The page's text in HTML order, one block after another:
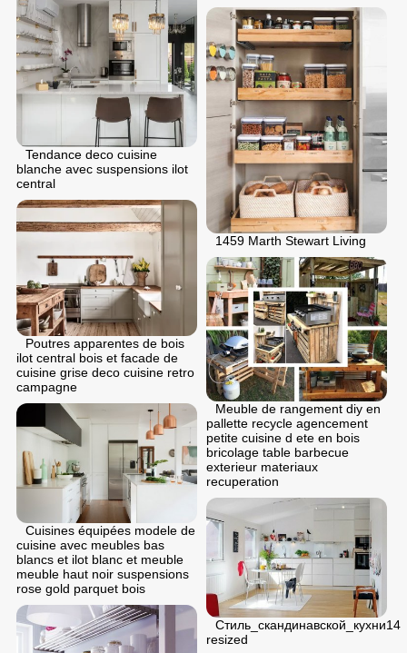
Tendance deco cuisine
blanche avec suspensions ilot
central
1459 Marth Stewart Living
Poutres apparentes de bois
ilot central bois et facade de
cuisine grise deco cuisine retro
campagne
Meuble de rangement diy en
pallette recycle agencement
petite cuisine d ete en bois
bricolage table barbecue
exterieur materiaux
recuperation
Cuisines équipées modele de
cuisine avec meubles bas
blancs et ilot blanc et meuble
meuble haut noir suspensions
rose gold parquet bois
Стиль_скандинавской_кухни14
resized